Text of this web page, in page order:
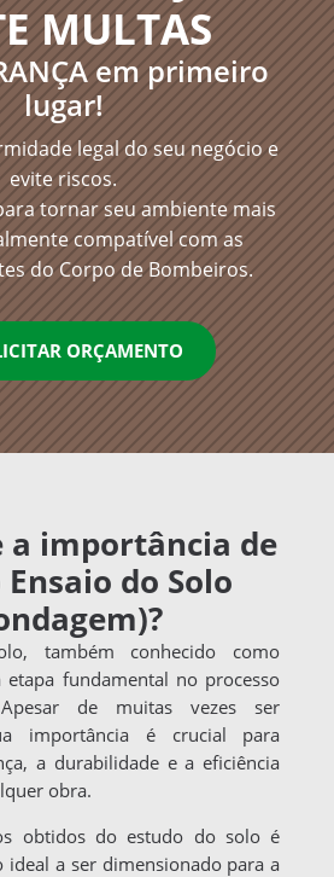
MULTAS
em primeiro
lugar!
legal do seu negócio e
evite riscos.
tornar seu ambiente mais
compatível com as
do Corpo de Bombeiros.
ORÇAMENTO
a importância de
do Solo
também conhecido como
etapa fundamental no processo
de muitas vezes ser
importância é crucial para
a durabilidade e a eficiência
obra.
obtidos do estudo do solo é
a ser dimensionado para a